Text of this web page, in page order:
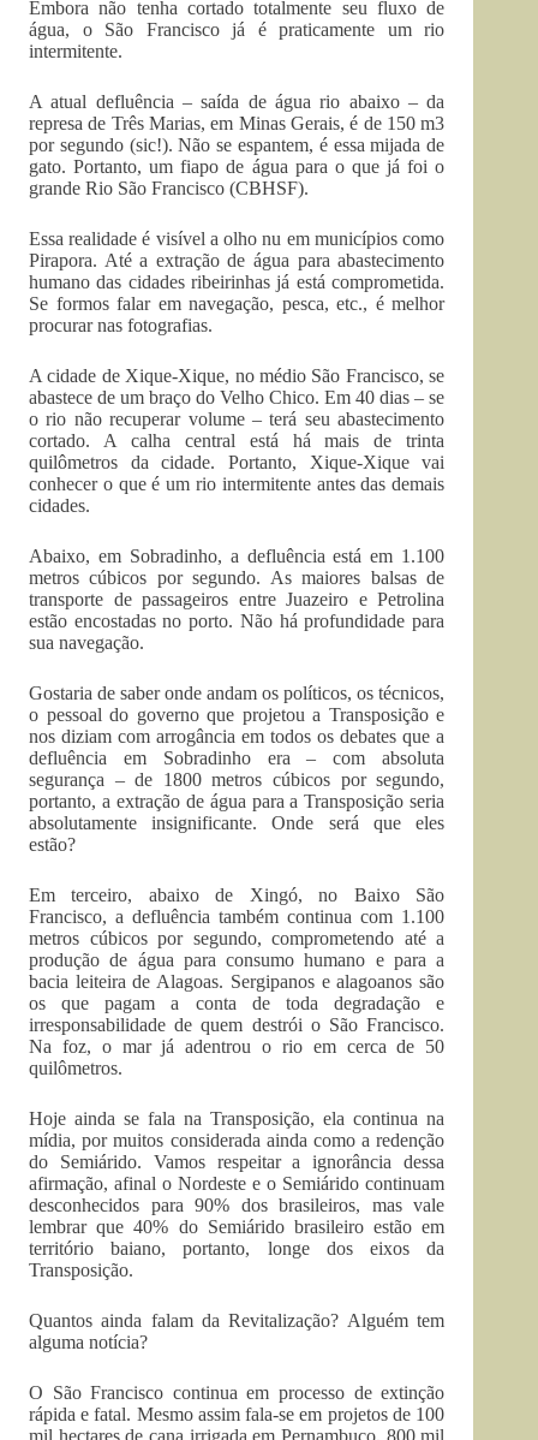
Embora não tenha cortado totalmente seu fluxo de
água, o São Francisco já é praticamente um rio
intermitente.
A atual defluência – saída de água rio abaixo – da
represa de Três Marias, em Minas Gerais, é de 150 m3
por segundo (sic!). Não se espantem, é essa mijada de
gato. Portanto, um fiapo de água para o que já foi o
grande Rio São Francisco (CBHSF).
Essa realidade é visível a olho nu em municípios como
Pirapora. Até a extração de água para abastecimento
humano das cidades ribeirinhas já está comprometida.
Se formos falar em navegação, pesca, etc., é melhor
procurar nas fotografias.
A cidade de Xique-Xique, no médio São Francisco, se
abastece de um braço do Velho Chico. Em 40 dias – se
o rio não recuperar volume – terá seu abastecimento
cortado. A calha central está há mais de trinta
quilômetros da cidade. Portanto, Xique-Xique vai
conhecer o que é um rio intermitente antes das demais
cidades.
Abaixo, em Sobradinho, a defluência está em 1.100
metros cúbicos por segundo. As maiores balsas de
transporte de passageiros entre Juazeiro e Petrolina
estão encostadas no porto. Não há profundidade para
sua navegação.
Gostaria de saber onde andam os políticos, os técnicos,
o pessoal do governo que projetou a Transposição e
nos diziam com arrogância em todos os debates que a
defluência em Sobradinho era – com absoluta
segurança – de 1800 metros cúbicos por segundo,
portanto, a extração de água para a Transposição seria
absolutamente insignificante. Onde será que eles
estão?
Em terceiro, abaixo de Xingó, no Baixo São
Francisco, a defluência também continua com 1.100
metros cúbicos por segundo, comprometendo até a
produção de água para consumo humano e para a
bacia leiteira de Alagoas. Sergipanos e alagoanos são
os que pagam a conta de toda degradação e
irresponsabilidade de quem destrói o São Francisco.
Na foz, o mar já adentrou o rio em cerca de 50
quilômetros.
Hoje ainda se fala na Transposição, ela continua na
mídia, por muitos considerada ainda como a redenção
do Semiárido. Vamos respeitar a ignorância dessa
afirmação, afinal o Nordeste e o Semiárido continuam
desconhecidos para 90% dos brasileiros, mas vale
lembrar que 40% do Semiárido brasileiro estão em
território baiano, portanto, longe dos eixos da
Transposição.
Quantos ainda falam da Revitalização? Alguém tem
alguma notícia?
O São Francisco continua em processo de extinção
rápida e fatal. Mesmo assim fala-se em projetos de 100
mil hectares de cana irrigada em Pernambuco, 800 mil